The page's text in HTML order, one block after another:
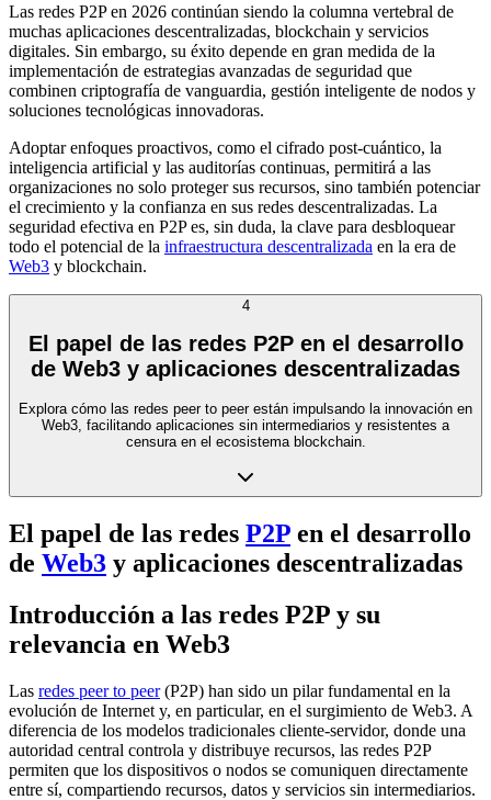
Las redes P2P en 2026 continúan siendo la columna vertebral de
muchas aplicaciones descentralizadas, blockchain y servicios
digitales. Sin embargo, su éxito depende en gran medida de la
implementación de estrategias avanzadas de seguridad que
combinen criptografía de vanguardia, gestión inteligente de nodos y
soluciones tecnológicas innovadoras.
Adoptar enfoques proactivos, como el cifrado post-cuántico, la
inteligencia artificial y las auditorías continuas, permitirá a las
organizaciones no solo proteger sus recursos, sino también potenciar
el crecimiento y la confianza en sus redes descentralizadas. La
seguridad efectiva en P2P es, sin duda, la clave para desbloquear
todo el potencial de la infraestructura descentralizada en la era de
Web3 y blockchain.
4
El papel de las redes P2P en el desarrollo
de Web3 y aplicaciones descentralizadas
Explora cómo las redes peer to peer están impulsando la innovación en
Web3, facilitando aplicaciones sin intermediarios y resistentes a
censura en el ecosistema blockchain.
El papel de las redes P2P en el desarrollo
de Web3 y aplicaciones descentralizadas
Introducción a las redes P2P y su
relevancia en Web3
Las redes peer to peer(P2P) han sido un pilar fundamental en la
evolución de Internet y, en particular, en el surgimiento de Web3. A
diferencia de los modelos tradicionales cliente-servidor, donde una
autoridad central controla y distribuye recursos, las redes P2P
permiten que los dispositivos o nodos se comuniquen directamente
entre sí, compartiendo recursos, datos y servicios sin intermediarios.